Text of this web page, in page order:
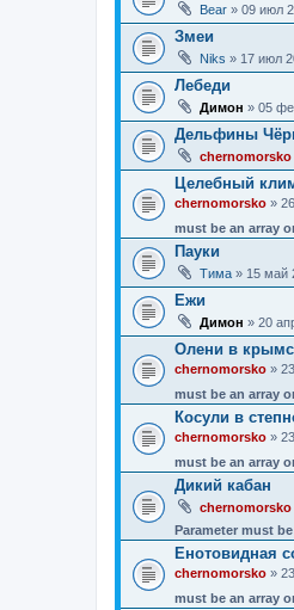
Bear » 09 июл
Змеи
Niks » 17 июл
Лебеди
Димон » 05
Дельфины
chernomorsko
Целебный
chernomorsko »
must be an array
Пауки
Тима » 15 май
Ежи
Димон » 20
Олени в
chernomorsko »
must be an array
Косули в
chernomorsko »
must be an array
Дикий кабан
chernomorsko
Parameter must
Енотовидная
chernomorsko »
must be an array